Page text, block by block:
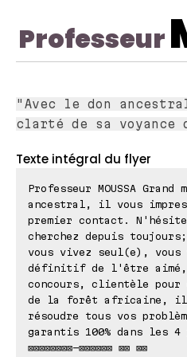
Professeur
"Avec le don
clarté de sa voyance
Texte intégral du flyer
Professeur MOUSSA
ancestral, il vous
premier contact.
cherchez depuis
vous vivez seul(e), vous
définitif de l'être aimé,
concours, clientèle pour
de la forêt africaine, il
résoudre tous vos
garantis 100% dans les 4
⊠⊠⊠⊠⊠⊠⊠⊠-⊠⊠⊠⊠⊠⊠ ⊠⊠ ⊠⊠